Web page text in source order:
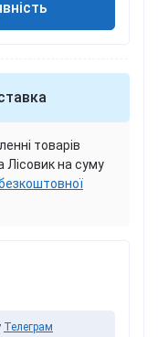
товарів
Лісовик на суму
Телеграм